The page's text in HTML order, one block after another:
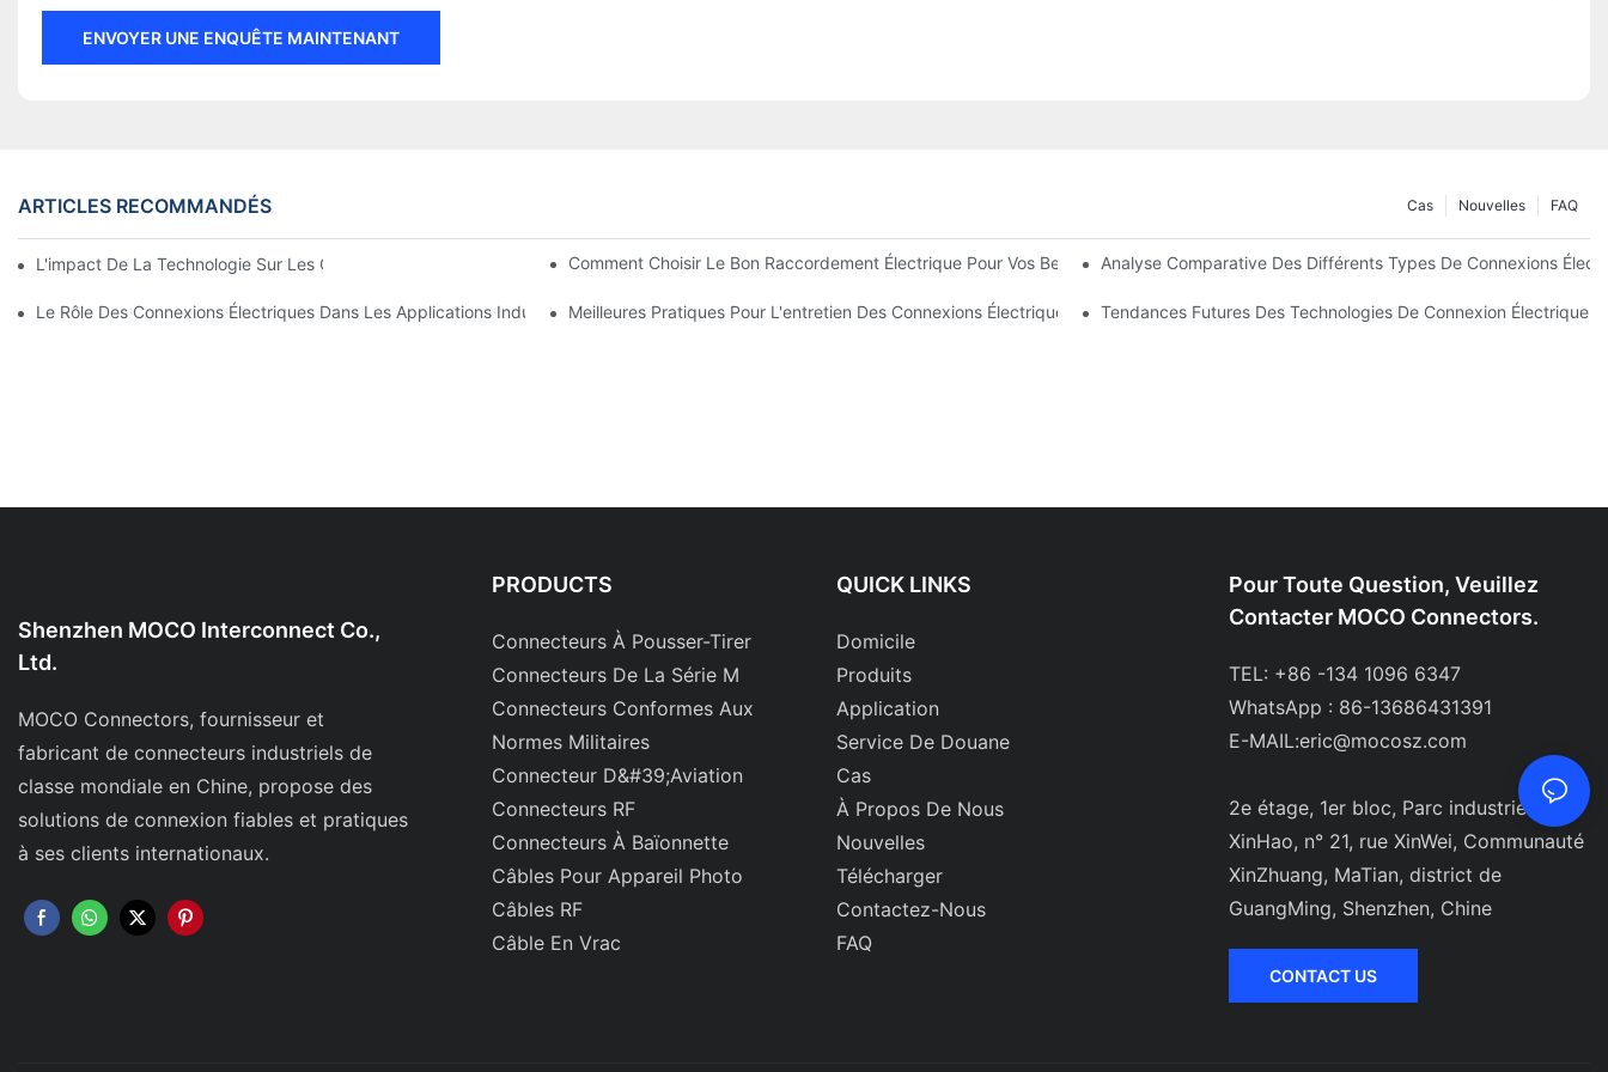
ENVOYER UNE ENQUÊTE MAINTENANT
ARTICLES RECOMMANDÉS FAQ
Nouvelles
Cas
L'impact De La Technologie Sur Les Connexions Électriques En ÉlectroniqueComment Choisir Le Bon Raccordement Électrique Pour Vos Besoins Analyse Comparative Des Différents Types De Connexions
Le Rôle Des Connexions Électriques Dans Les Applications IndustriellesMeilleures Pratiques Pour L'entretien Des Connexions Électriques Tendances Futures Des Technologies De Connexion Électrique
Shenzhen MOCO Interconnect Co.,
Ltd.
MOCO Connectors, fournisseur et
fabricant de connecteurs industriels de
classe mondiale en Chine, propose des
solutions de connexion fiables et pratiques
à ses clients internationaux.
PRODUCTS
Connecteurs À Pousser-Tirer
Connecteurs De La Série M
Connecteurs Conformes Aux
Normes Militaires
Connecteur D&#39;aviation
Connecteurs RF
Connecteurs À Baïonnette
Câbles Pour Appareil Photo
Câbles RF
Câble En Vrac
QUICK LINKS
Domicile
Produits
Application
Service De Douane
Cas
À Propos De Nous
Nouvelles
Télécharger
Contactez-Nous
FAQ
Pour Toute Question, Veuillez
Contacter MOCO Connectors.
TEL: +86 -134 1096 6347
WhatsApp : 86-13686431391
E-MAIL:eric@mocosz.com
2e étage, 1er bloc, Parc industriel
XinHao, n° 21, rue XinWei, Communauté
XinZhuang, MaTian, ​​district de
GuangMing, Shenzhen, Chine
CONTACT US